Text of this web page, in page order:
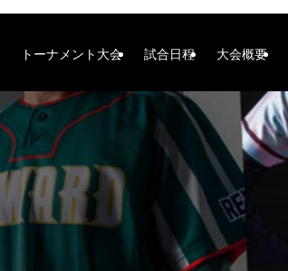
トーナメント大会 試合日程 大会概要